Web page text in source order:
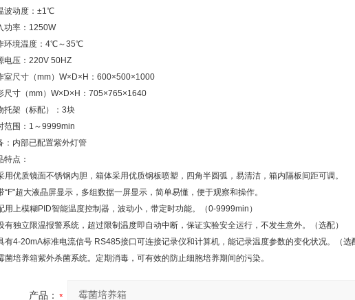
波动度：±1℃
功率：1250W
环境温度：4℃～35℃
电压：220V 50HZ
室尺寸（mm）W×D×H：600×500×1000
尺寸（mm）W×D×H：705×765×1640
托架（标配）：3块
范围：1～9999min
：内部已配置紫外灯管
特点：
用优质镜面不锈钢内胆，箱体采用优质钢板喷塑，四角半圆弧，易清洁，箱内隔板间距可调。
“F"超大液晶屏显示，多组数据一屏显示，简单易懂，便于观察和操作。
用上模糊PID智能温度控制器，波动小，带定时功能。（0-9999min）
有独立限温报警系统，超过限制温度即自动中断，保证实验安全运行，不发生意外。（选配）
有4-20mA标准电流信号 RS485接口可连接记录仪和计算机，能记录温度参数的变化状况。（选
菌培养箱紫外杀菌系统。定期消毒，可有效的防止细胞培养期间的污染。
产品：